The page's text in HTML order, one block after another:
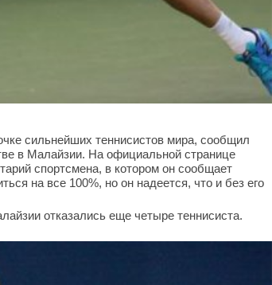
сильнейших теннисистов мира, сообщил
в Малайзии. На официальной странице
спортсмена, в котором он сообщает
на все 100%, но он надеется, что и без его
отказались еще четыре теннисиста.